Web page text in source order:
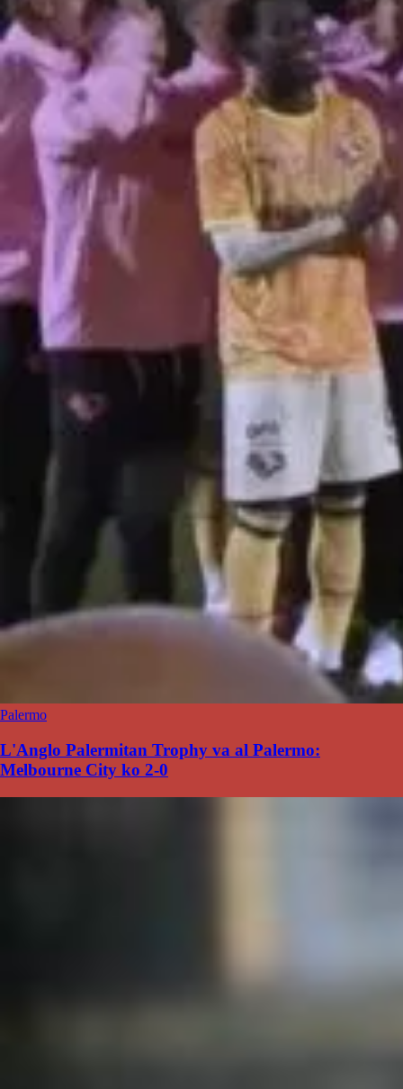
Palermo
L'Anglo Palermitan Trophy va al Palermo:
Melbourne City ko 2-0